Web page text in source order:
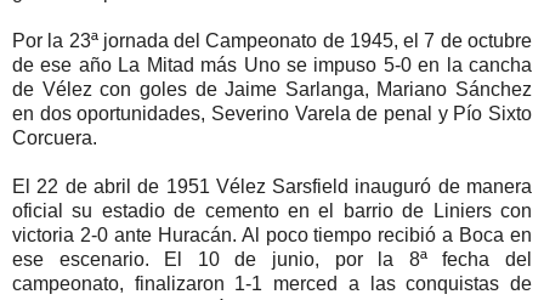
Por la 23ª jornada del Campeonato de 1945, el 7 de octubre
de ese año La Mitad más Uno se impuso 5-0 en la cancha
de Vélez con goles de Jaime Sarlanga, Mariano Sánchez
en dos oportunidades, Severino Varela de penal y Pío Sixto
Corcuera.
El 22 de abril de 1951 Vélez Sarsfield inauguró de manera
oficial su estadio de cemento en el barrio de Liniers con
victoria 2-0 ante Huracán. Al poco tiempo recibió a Boca en
ese escenario. El 10 de junio, por la 8ª fecha del
campeonato, finalizaron 1-1 merced a las conquistas de